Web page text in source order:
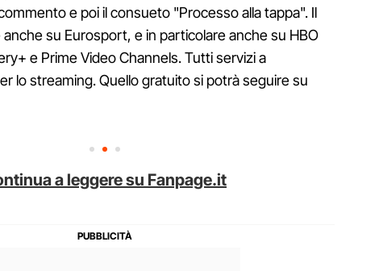
e poi il consueto "Processo alla tappa". Il
su Eurosport, e in particolare anche su HBO
e Prime Video Channels. Tutti servizi a
lo streaming. Quello gratuito si potrà seguire su
a leggere su Fanpage.it